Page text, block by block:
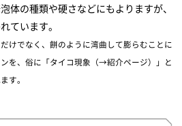
体の種類や硬さなどにもよりますが、
ています。
けでなく、餅のように湾曲して膨らむことに
を、俗に「タイコ現象（→紹介ページ）」と
す。